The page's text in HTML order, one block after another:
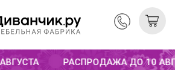
РАСПРОДАЖА ДО 10